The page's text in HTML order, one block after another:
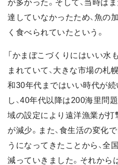
が多かった。そして、当時は
達していなかったため、魚の
く食べられていたという。
「かまぼこづくりにはいい水
まれていて、大きな市場の札
和30年代まではいい時代が
し、40年代以降は200海里問
域の設定により遠洋漁業が打
が減少。また、食生活の変化
うになってきたことから、全
減っていきました。それから